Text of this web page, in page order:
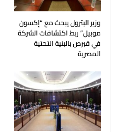
وزير البترول يبحث مع “إكسون
موبيل” ربط اكتشافات الشركة
في قبرص بالبنية التحتية
المصرية